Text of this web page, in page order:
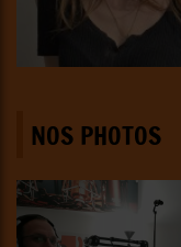
NOS PHOTOS